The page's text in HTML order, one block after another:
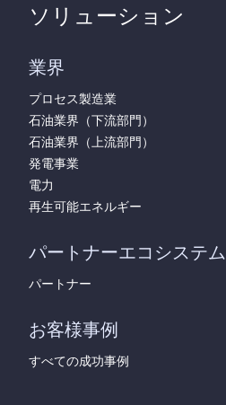
ソリューション
業界
プロセス製造業
石油業界（下流部門）
石油業界（上流部門）
発電事業
電力
再生可能エネルギー
パートナーエコシステム
パートナー
お客様事例
すべての成功事例